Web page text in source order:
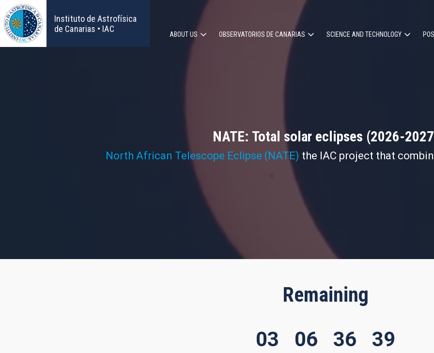
Skip
to
main
content
Instituto de Astrofísica
de Canarias • IAC
Main
ABOUT US OBSERVATORIOS DE CANARIAS SCIENCE AND TECHNOLOGY
NATE: Total solar eclipses (2026-
North African Telescope Eclipse (NATE) the IAC project that
Remaining
03 06 36 38